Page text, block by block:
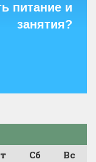
питание и
занятия?
Сб
Вс